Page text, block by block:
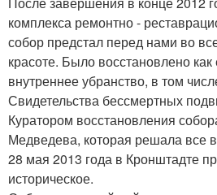
комплекса ремонтно -
собор предстал перед нами во
красоте. Было восстановлено
внутреннее убранство, в том
Свидетельства бессмертных
Куратором восстановления
Медведева, которая решала все
28 мая 2013 года в Кронштадте
историческое.